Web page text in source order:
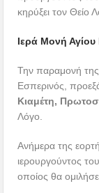
κηρύξει τον Θείο
Ιερά Μονή Αγίου
Την παραμονή της
Εσπερινός,
Κιαμέτη,
Λόγο.
Ανήμερα της
ιερουργούντος
οποίος θα